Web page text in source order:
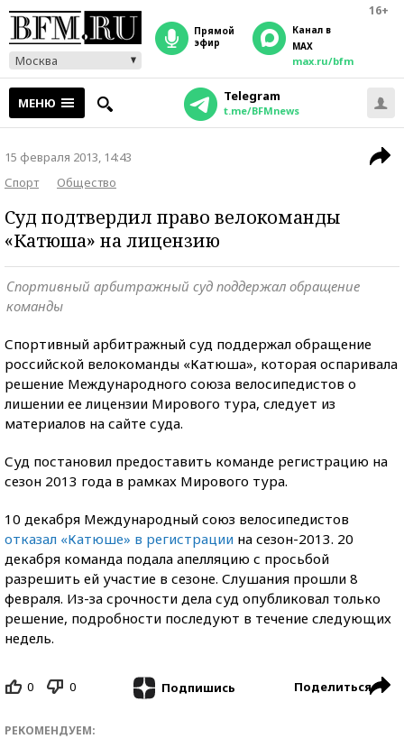
16+
Москва
прямой
эфир
Канал в
MAX
max.ru/bfm
МЕНЮ Telegram
t.me/BFMnews
15 февраля 2013, 14:43
Спорт
Общество
Суд подтвердил право велокоманды
«Катюша» на лицензию
Спортивный арбитражный суд поддержал обращение
команды
Спортивный арбитражный суд поддержал обращение
российской велокоманды «Катюша», которая оспаривала
решение Международного союза велосипедистов о
лишении ее лицензии Мирового тура, следует из
материалов на сайте суда.
Суд постановил предоставить команде регистрацию на
сезон 2013 года в рамках Мирового тура.
10 декабря Международный союз велосипедистов
отказал «Катюше» в регистрации на сезон-2013. 20
декабря команда подала апелляцию с просьбой
разрешить ей участие в сезоне. Слушания прошли 8
февраля. Из-за срочности дела суд опубликовал только
решение, подробности последуют в течение следующих
недель.
0 0 Подпишись Поделиться
РЕКОМЕНДУЕМ: